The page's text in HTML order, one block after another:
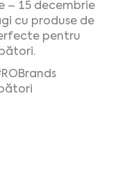
– 15 decembrie
cu produse de
pentru